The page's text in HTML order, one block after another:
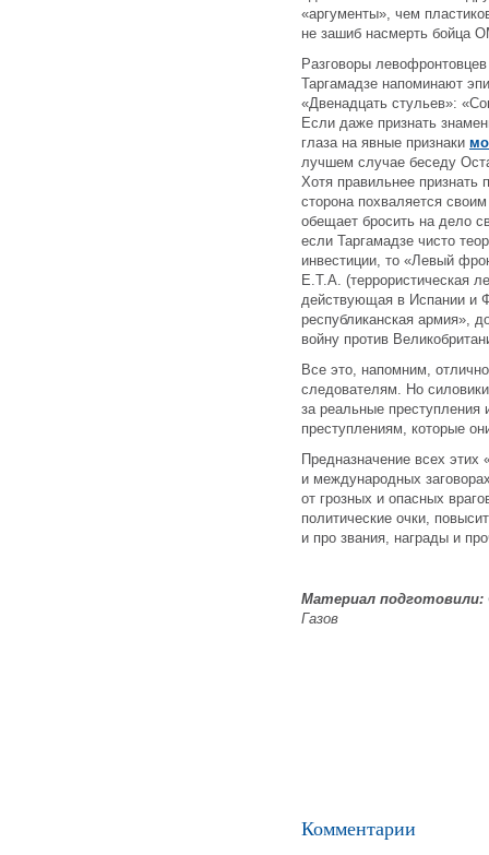
«аргументы», чем
не зашиб насмерть бойца
Разговоры
Таргамадзе напоминают
«Двенадцать стульев»:
Если даже признать
глаза на явные признаки
лучшем случае беседу
Хотя правильнее
сторона похваляется
обещает бросить на дело
если Таргамадзе чисто
инвестиции, то «Левый
E.T.A. (террористическая
действующая в Испании и
республиканская армия»,
войну против
Все это, напомним,
следователям. Но силовики
за реальные преступления
преступлениям, которые
Предназначение всех
и международных
от грозных и опасных
политические очки,
и про звания, награды и
Материал подготовили:
Газов
Комментарии